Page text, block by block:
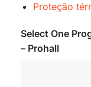
Proteção
Select One
– Prohall